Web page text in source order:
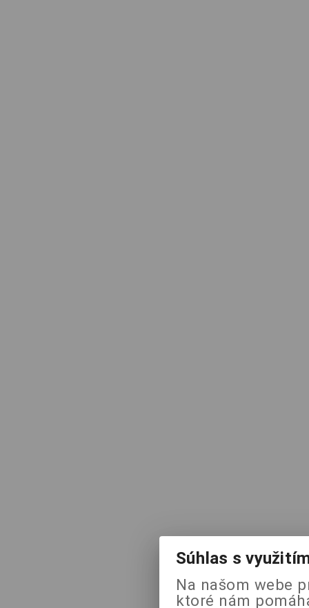
Súhlas s
Na našom webe
ktoré nám